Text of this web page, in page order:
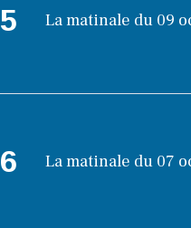
5 La matinale du 09
6 La matinale du 07